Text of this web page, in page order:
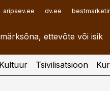
aripaev.ee dv.ee
Kultuur Tsivilisatsioon